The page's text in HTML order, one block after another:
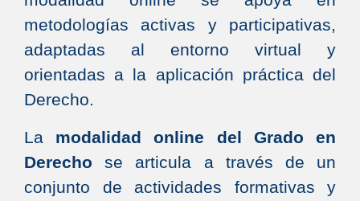
metodologías activas y participativas,
adaptadas al entorno virtual y
orientadas a la aplicación práctica del
Derecho.
La modalidad online del Grado en
Derecho se articula a través de un
conjunto de actividades formativas y